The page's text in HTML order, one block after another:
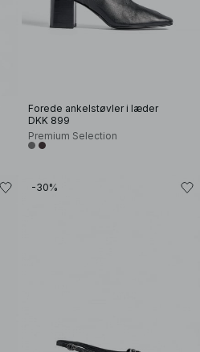
Forede ankelstøvler i læder
DKK 899
Premium Selection
-30%